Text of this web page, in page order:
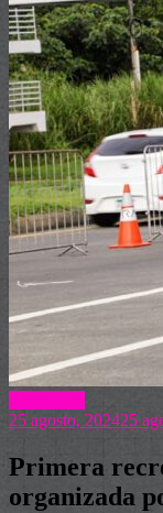
25 agosto, 202425
Primera
organizada